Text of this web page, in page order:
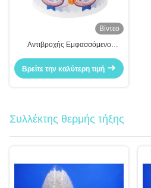
Βίντεο
Αντιβροχής Εμφασσόμενο
Βρείτε την καλύτερη τιμή
Συλλέκτης θερμής τήξης